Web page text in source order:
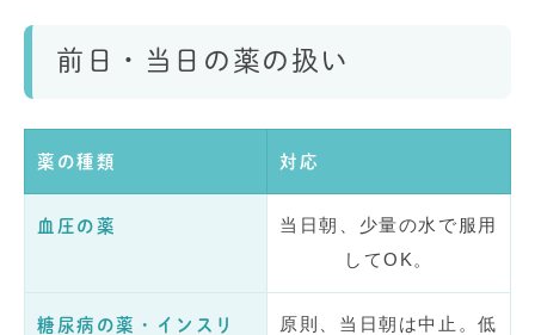
前日・当日の薬の扱い
薬の種類 対応
血圧の薬
当日朝、少量の水で服用
してOK。
糖尿病の薬・インスリ
原則、当日朝は中止。低